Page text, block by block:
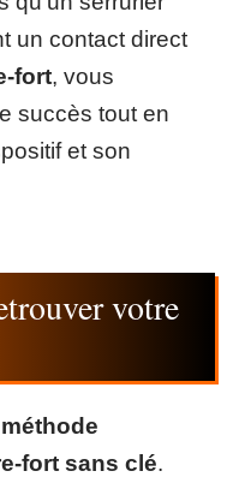
un contact direct
fort, vous
succès tout en
et son
votre
méthode
fort sans clé.